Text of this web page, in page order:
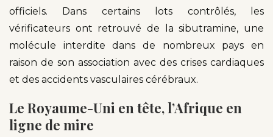
officiels. Dans certains lots contrôlés, les
vérificateurs ont retrouvé de la sibutramine, une
molécule interdite dans de nombreux pays en
raison de son association avec des crises cardiaques
et des accidents vasculaires cérébraux.
Le Royaume-Uni en tête, l’Afrique en
ligne de mire